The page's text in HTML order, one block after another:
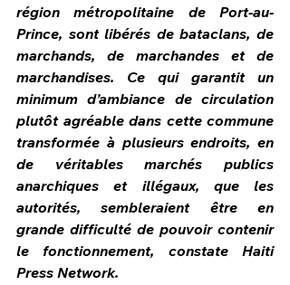
région métropolitaine de Port-au-
Prince, sont libérés de bataclans, de
marchands, de marchandes et de
marchandises. Ce qui garantit un
minimum d’ambiance de circulation
plutôt agréable dans cette commune
transformée à plusieurs endroits, en
de véritables marchés publics
anarchiques et illégaux, que les
autorités, sembleraient être en
grande difficulté de pouvoir contenir
le fonctionnement, constate Haiti
Press Network.